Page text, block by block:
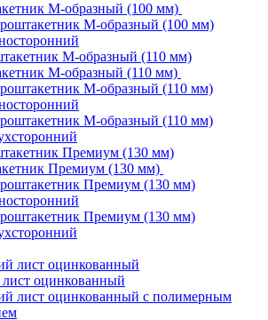
М-образный (100 мм)
М-образный (100 мм)
М-образный (110 мм)
М-образный (110 мм)
М-образный (110 мм)
Премиум (130 мм)
Премиум (130 мм)
Премиум (130 мм)
оцинкованный